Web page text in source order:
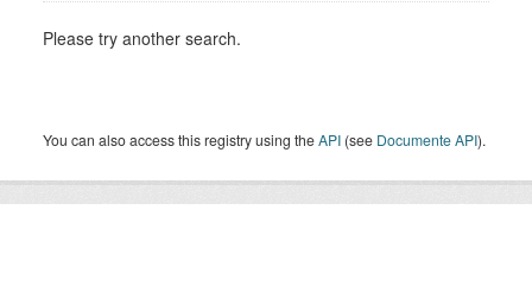
Please try another search.
You can also access this registry using theAPI (see Documente API).